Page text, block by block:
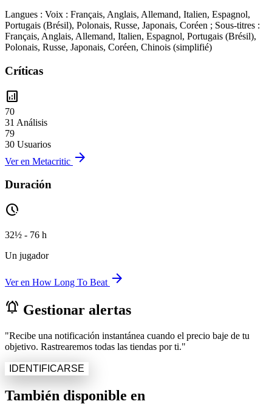
Langues : Voix : Français, Anglais, Allemand, Italien, Espagnol,
Portugais (Brésil), Polonais, Russe, Japonais, Coréen ; Sous-titres :
Français, Anglais, Allemand, Italien, Espagnol, Portugais (Brésil),
Polonais, Russe, Japonais, Coréen, Chinois (simplifié)
Críticas
analytics
70
31 Análisis
79
30 Usuarios
Ver en Metacritic arrow_forward
Duración
pace
32½ - 76 h
Un jugador
Ver en How Long To Beat arrow_forward
notifications_active Gestionar alertas
"Recibe una notificación instantánea cuando el precio baje de tu
objetivo. Rastrearemos todas las tiendas por ti."
IDENTIFICARSE
También disponible en